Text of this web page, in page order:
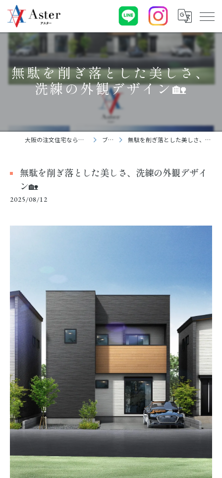
無駄を削ぎ落とした美しさ、
洗練の外観デザイン🏡
大阪の注文住宅なら株式会社アスター ブログ 無駄を削ぎ落とした美しさ、洗練の外観デザイン🏡
無駄を削ぎ落とした美しさ、洗練の外観デザイ
ン🏡
2025/08/12